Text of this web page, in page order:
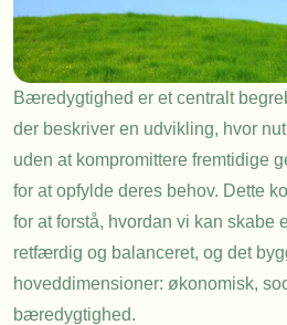
Bæredygtighed er et centralt
der beskriver en udvikling, hvor
uden at kompromittere fremtidige
for at opfylde deres behov. Dette
for at forstå, hvordan vi kan skabe
retfærdig og balanceret, og det
hoveddimensioner: økonomisk,
bæredygtighed.